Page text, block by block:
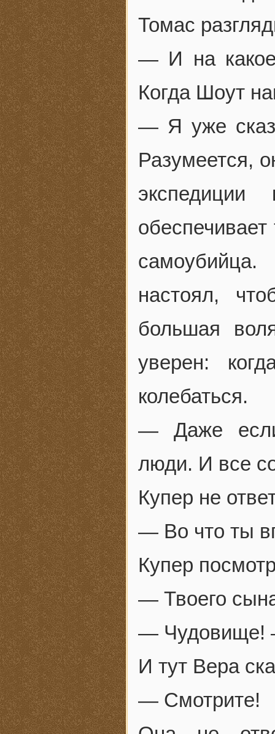
Томас
— И на какое
Когда Шоут
— Я уже
Разумеется,
настоял,
большая
уверен:
колебаться.
— Даже если
люди. И все
Купер не
— Во что ты
Купер
— Твоего
— Чудовище!
И тут Вера
— Смотрите!